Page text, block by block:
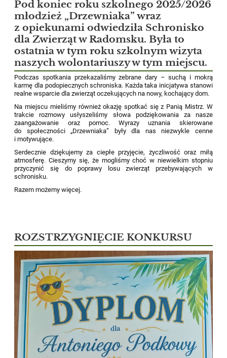
Pod koniec roku szkolnego 2025/2026
młodzież „Drzewniaka” wraz
z opiekunami odwiedziła Schronisko
dla Zwierząt w Radomsku. Była to
ostatnia w tym roku szkolnym wizyta
naszych wolontariuszy w tym miejscu.
Podczas spotkania przekazaliśmy zebrane dary – suchą i mokrą
karmę dla podopiecznych schroniska. Każda taka inicjatywa stanowi
realne wsparcie dla zwierząt oczekujących na nowy, kochający dom.
Na miejscu mieliśmy również okazję spotkać się z Panią Mistrz. W
trakcie rozmowy usłyszeliśmy słowa podziękowania za nasze
zaangażowanie oraz pomoc. Wyrazy uznania skierowane
do społeczności „Drzewniaka” były dla nas niezwykle cenne
i motywujące.
Serdecznie dziękujemy za ciepłe przyjęcie, życzliwość oraz miłą
atmosferę. Cieszymy się, że mogliśmy choć w niewielkim stopniu
przyczynić się do poprawy losu zwierząt przebywających w
schronisku.
Razem możemy więcej.
ROZSTRZYGNIĘCIE KONKURSU